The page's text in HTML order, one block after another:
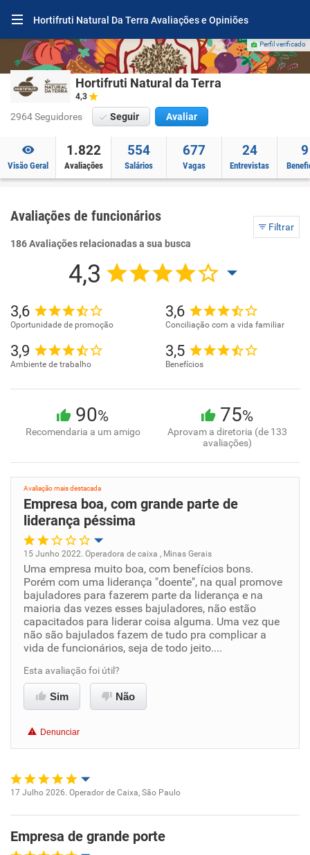
Hortifruti Natural Da Terra Avaliações e Opiniões
Perfil verificado
Hortifruti Natural da Terra
4,3
2964 Seguidores Seguir Avaliar
Visão Geral
1.822
Avaliações
554
Salários
677
Vagas
24
Entrevistas
9
Avaliações de funcionários
Filtrar
186 Avaliações relacionadas a sua busca
4,3
3,6
Oportunidade de promoção
3,6
Conciliação com a vida familiar
3,9
Ambiente de trabalho
3,5
Benefícios
90%
Recomendaria a um amigo
75%
Aprovam a diretoria (de 133
avaliações)
Avaliação mais destacada
Empresa boa, com grande parte de
liderança péssima
Oportunidade de promoção
Ambiente de trabalho
Conciliação com a vida familiar
Benefícios
Não recomenda esta empresa
Não recomenda a diretoria
15 Junho 2022. Operadora de caixa , Minas Gerais
Uma empresa muito boa, com benefícios bons.
Porém com uma liderança "doente", na qual promove
bajuladores para fazerem parte da liderança e na
maioria das vezes esses bajuladores, não estão
capacitados para liderar coisa alguma. Uma vez que
não são bajulados fazem de tudo pra complicar a
vida de funcionários, seja de todo jeito....
Esta avaliação foi útil?
Sim Não
Denunciar
Ambiente de trabalho
17 Julho 2026. Operador de Caixa, São Paulo
Empresa de grande porte